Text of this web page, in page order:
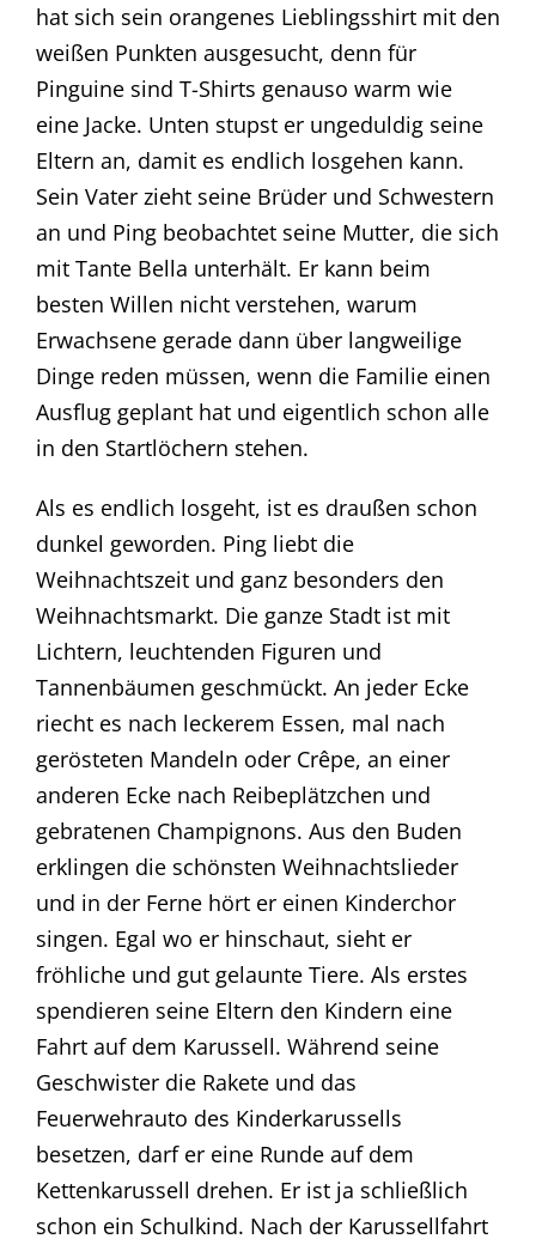
hat sich sein orangenes Lieblingsshirt mit den
weißen Punkten ausgesucht, denn für
Pinguine sind T-Shirts genauso warm wie
eine Jacke. Unten stupst er ungeduldig seine
Eltern an, damit es endlich losgehen kann.
Sein Vater zieht seine Brüder und Schwestern
an und Ping beobachtet seine Mutter, die sich
mit Tante Bella unterhält. Er kann beim
besten Willen nicht verstehen, warum
Erwachsene gerade dann über langweilige
Dinge reden müssen, wenn die Familie einen
Ausflug geplant hat und eigentlich schon alle
in den Startlöchern stehen.
Als es endlich losgeht, ist es draußen schon
dunkel geworden. Ping liebt die
Weihnachtszeit und ganz besonders den
Weihnachtsmarkt. Die ganze Stadt ist mit
Lichtern, leuchtenden Figuren und
Tannenbäumen geschmückt. An jeder Ecke
riecht es nach leckerem Essen, mal nach
gerösteten Mandeln oder Crêpe, an einer
anderen Ecke nach Reibeplätzchen und
gebratenen Champignons. Aus den Buden
erklingen die schönsten Weihnachtslieder
und in der Ferne hört er einen Kinderchor
singen. Egal wo er hinschaut, sieht er
fröhliche und gut gelaunte Tiere. Als erstes
spendieren seine Eltern den Kindern eine
Fahrt auf dem Karussell. Während seine
Geschwister die Rakete und das
Feuerwehrauto des Kinderkarussells
besetzen, darf er eine Runde auf dem
Kettenkarussell drehen. Er ist ja schließlich
schon ein Schulkind. Nach der Karussellfahrt